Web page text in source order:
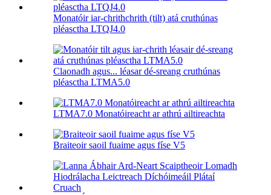
Monatóir iar-chrithchrith (tilt) atá cruthúnas
pléasctha LTQJ4.0
Claonadh agus... léasar dé-sreang cruthúnas
pléasctha LTMA5.0
LTMA7.0 Monatóireacht ar athrú ailtireachta
Braiteoir saoil fuaime agus físe V5